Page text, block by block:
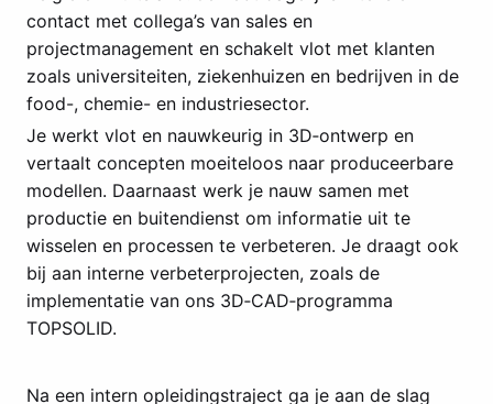
contact met collega’s van sales en
projectmanagement en schakelt vlot met klanten
zoals universiteiten, ziekenhuizen en bedrijven in de
food-, chemie- en industriesector.
Je werkt vlot en nauwkeurig in 3D‑ontwerp en
vertaalt concepten moeiteloos naar produceerbare
modellen. Daarnaast werk je nauw samen met
productie en buitendienst om informatie uit te
wisselen en processen te verbeteren. Je draagt ook
bij aan interne verbeterprojecten, zoals de
implementatie van ons 3D‑CAD‑programma
TOPSOLID.
Na een intern opleidingstraject ga je aan de slag